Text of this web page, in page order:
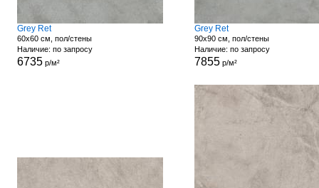
Grey Ret
60x60 см, пол/стены
Наличие: по запросу
6735р/м²
Grey Ret
90x90 см, пол/стены
Наличие: по запросу
7855р/м²